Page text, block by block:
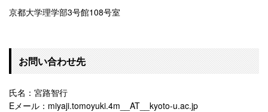
京都大学理学部3号館108号室
お問い合わせ先
氏名：宮路智行
Eメール：miyaji.tomoyuki.4m__AT__kyoto-u.ac.jp